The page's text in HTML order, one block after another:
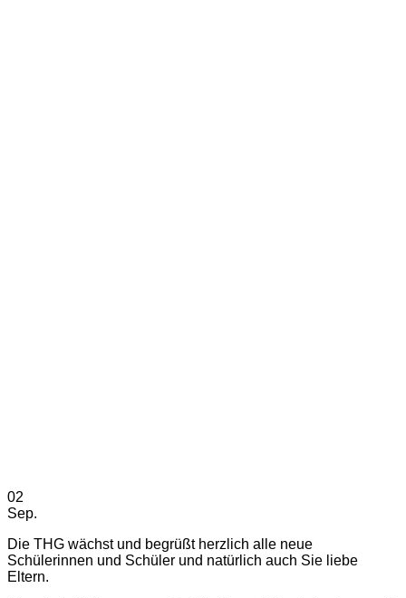
02
Sep.
Die THG wächst und begrüßt herzlich alle neue
Schülerinnen und Schüler und natürlich auch Sie liebe
Eltern.